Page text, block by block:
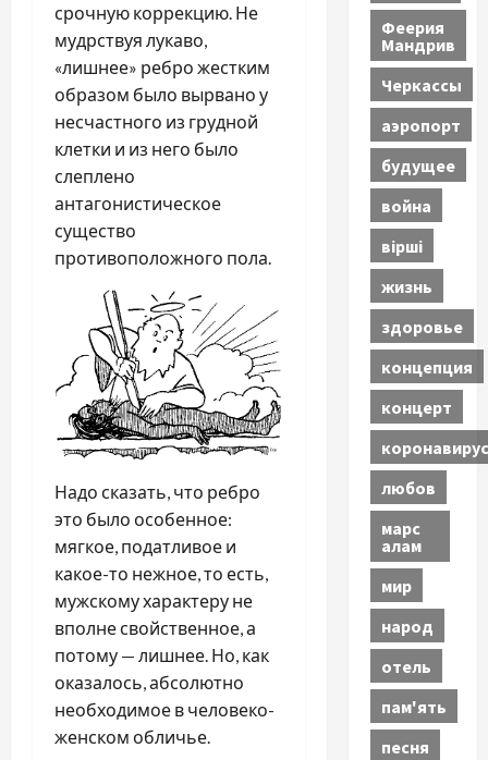
срочную коррекцию. Не
мудрствуя лукаво,
«лишнее» ребро жестким
образом было вырвано у
несчастного из грудной
клетки и из него было
слеплено
антагонистическое
существо
противоположного пола.
Надо сказать, что ребро
это было особенное:
мягкое, податливое и
какое-то нежное, то есть,
мужскому характеру не
вполне свойственное, а
потому — лишнее. Но, как
оказалось, абсолютно
необходимое в человеко-
женском обличье.
Феерия
Мандрив
Черкассы
аэропорт
будущее
война
вірші
жизнь
здоровье
концепция
концерт
коронавирус
любов
марс
алам
мир
народ
отель
пам'ять
песня